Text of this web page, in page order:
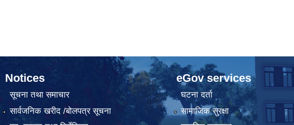
Notices
सूचना तथा समाचार
सार्वजनिक खरीद /बोलपत्र सूचना
eGov services
घटना दर्ता
सामाजिक सुरक्षा